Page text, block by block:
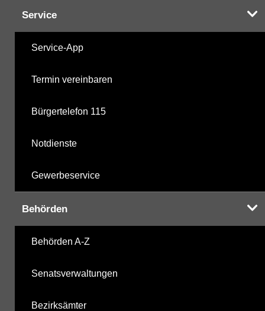
Service
Service-App
Termin vereinbaren
Bürgertelefon 115
Notdienste
Gewerbeservice
Behörden
Behörden A-Z
Senatsverwaltungen
Bezirksämter